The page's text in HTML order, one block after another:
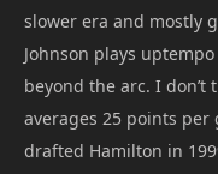
slower era and mostly
Johnson plays
beyond the arc. I don’t
averages 25 points per
drafted Hamilton in